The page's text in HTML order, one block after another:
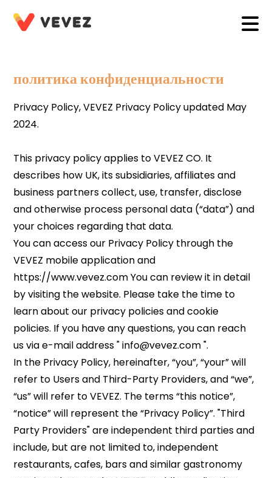
политика конфиденциальности